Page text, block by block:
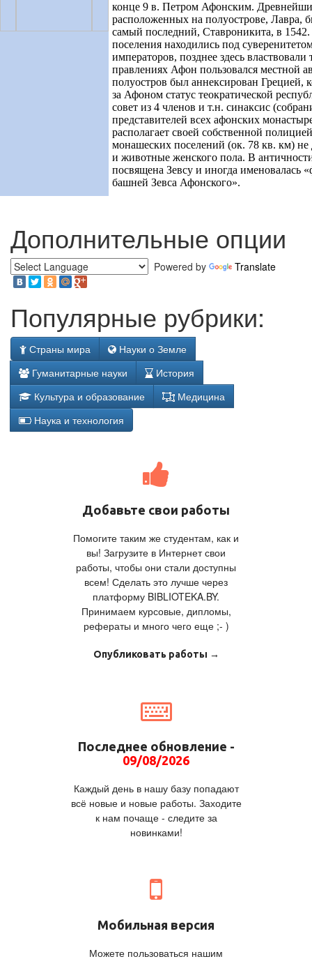
конце 9 в. Петром Афонским.
расположенных на полуострове, Лавра,
самый последний, Ставроникита, в
поселения находились под
императоров, позднее здесь
правлениях Афон пользовался местной
полуостров был аннексирован Грецией,
за Афоном статус теократической
совет из 4 членов и т.н. синаксис
представителей всех афонских
располагает своей собственной
монашеских поселений (ок. 78 кв. км)
и животные женского пола. В
посвящена Зевсу и иногда именовалась
башней Зевса Афонского».
Дополнительные опции
Powered by Translate
Популярные рубрики:
Страны мира
Науки о Земле
Гуманитарные науки
История
Культура и образование
Медицина
Наука и технология
Добавьте свои работы
Помогите таким же студентам, как и
вы! Загрузите в Интернет свои
работы, чтобы они стали доступны
всем! Сделать это лучше через
платформу BIBLIOTEKA.BY.
Принимаем курсовые, дипломы,
рефераты и много чего еще ;- )
Опубликовать работы →
Последнее обновление -
09/08/2026
Каждый день в нашу базу попадают
всё новые и новые работы. Заходите
к нам почаще - следите за
новинками!
Мобильная версия
Можете пользоваться нашим